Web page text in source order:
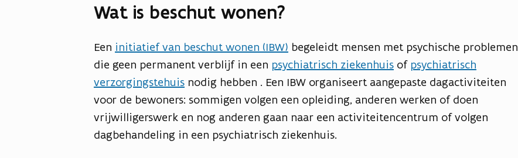
Wat is beschut wonen?
Een initiatief van beschut wonen (IBW) begeleidt mensen met psychische problemen
die geen permanent verblijf in een psychiatrisch ziekenhuis of psychiatrisch
verzorgingstehuis nodig hebben . Een IBW organiseert aangepaste dagactiviteiten
voor de bewoners: sommigen volgen een opleiding, anderen werken of doen
vrijwilligerswerk en nog anderen gaan naar een activiteitencentrum of volgen
dagbehandeling in een psychiatrisch ziekenhuis.